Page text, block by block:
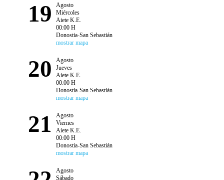
19
Agosto
Miércoles
Aiete K.E.
00:00 H
Donostia-San Sebastián
mostrar mapa
20
Agosto
Jueves
Aiete K.E.
00:00 H
Donostia-San Sebastián
mostrar mapa
21
Agosto
Viernes
Aiete K.E.
00:00 H
Donostia-San Sebastián
mostrar mapa
Agosto
Sábado